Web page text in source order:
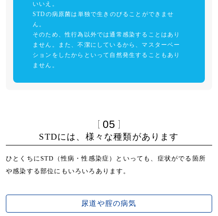
いいえ。
STDの病原菌は単独で生きのびることができませ
ん。
そのため、性行為以外では通常感染することはあり
ません。また、不潔にしているから、マスターベー
ションをしたからといって自然発生することもあり
ません。
05
STDには、様々な種類があります
ひとくちにSTD（性病・性感染症）といっても、症状がでる箇所
や感染する部位にもいろいろあります。
尿道や腟の病気